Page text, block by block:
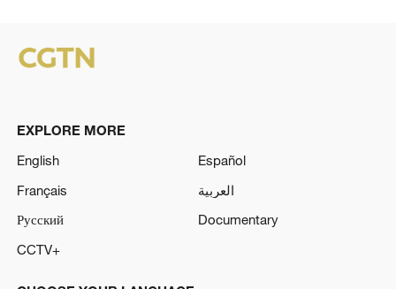
EXPLORE MORE
English
Español
Français
العربية
Русский
Documentary
CCTV+